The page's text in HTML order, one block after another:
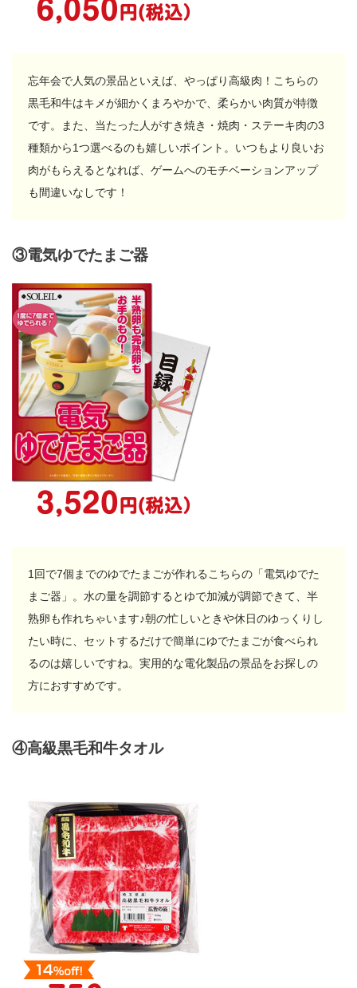
忘年会で人気の景品といえば、やっぱり高級肉！こちらの
黒毛和牛はキメが細かくまろやかで、柔らかい肉質が特徴
です。また、当たった人がすき焼き・焼肉・ステーキ肉の3
種類から1つ選べるのも嬉しいポイント。いつもより良いお
肉がもらえるとなれば、ゲームへのモチベーションアップ
も間違いなしです！
③電気ゆでたまご器
1回で7個までのゆでたまごが作れるこちらの「電気ゆでた
まご器」。水の量を調節するとゆで加減が調節できて、半
熟卵も作れちゃいます♪朝の忙しいときや休日のゆっくりし
たい時に、セットするだけで簡単にゆでたまごが食べられ
るのは嬉しいですね。実用的な電化製品の景品をお探しの
方におすすめです。
④高級黒毛和牛タオル